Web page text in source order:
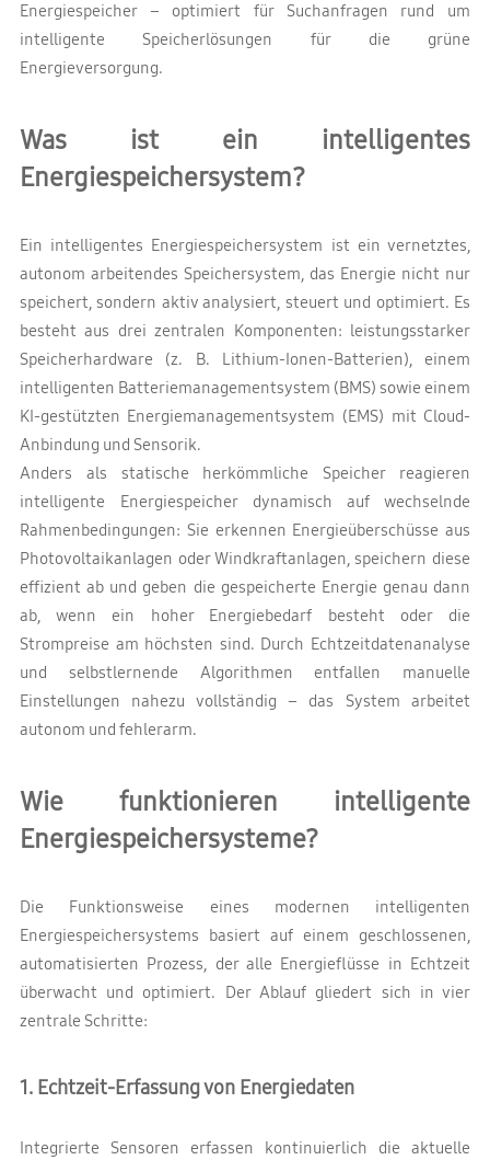
Energiespeicher – optimiert für Suchanfragen rund um
intelligente Speicherlösungen für die grüne
Energieversorgung.
Was ist ein intelligentes
Energiespeichersystem?
Ein intelligentes Energiespeichersystem ist ein vernetztes,
autonom arbeitendes Speichersystem, das Energie nicht nur
speichert, sondern aktiv analysiert, steuert und optimiert. Es
besteht aus drei zentralen Komponenten: leistungsstarker
Speicherhardware (z. B. Lithium-Ionen-Batterien), einem
intelligenten Batteriemanagementsystem (BMS) sowie einem
KI-gestützten Energiemanagementsystem (EMS) mit Cloud-
Anbindung und Sensorik.
Anders als statische herkömmliche Speicher reagieren
intelligente Energiespeicher dynamisch auf wechselnde
Rahmenbedingungen: Sie erkennen Energieüberschüsse aus
Photovoltaikanlagen oder Windkraftanlagen, speichern diese
effizient ab und geben die gespeicherte Energie genau dann
ab, wenn ein hoher Energiebedarf besteht oder die
Strompreise am höchsten sind. Durch Echtzeitdatenanalyse
und selbstlernende Algorithmen entfallen manuelle
Einstellungen nahezu vollständig – das System arbeitet
autonom und fehlerarm.
Wie funktionieren intelligente
Energiespeichersysteme?
Die Funktionsweise eines modernen intelligenten
Energiespeichersystems basiert auf einem geschlossenen,
automatisierten Prozess, der alle Energieflüsse in Echtzeit
überwacht und optimiert. Der Ablauf gliedert sich in vier
zentrale Schritte:
1. Echtzeit-Erfassung von Energiedaten
Integrierte Sensoren erfassen kontinuierlich die aktuelle